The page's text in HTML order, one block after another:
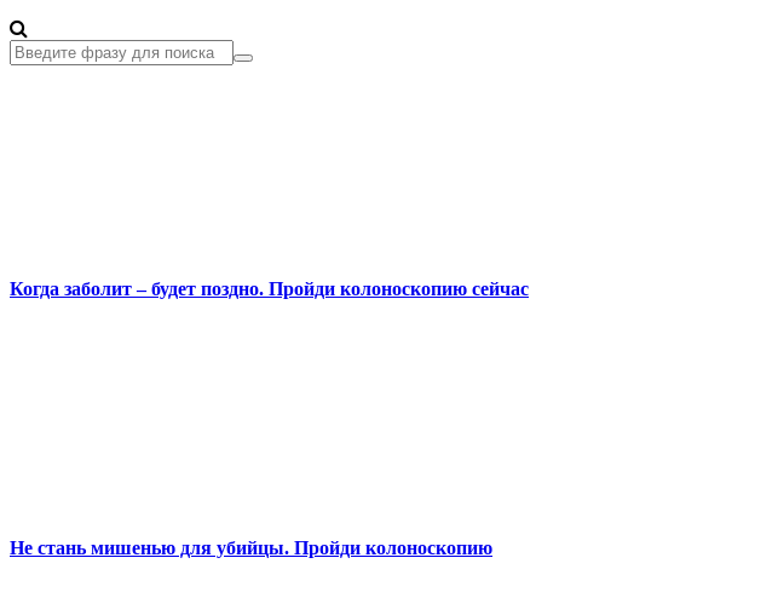
Когда заболит – будет поздно. Пройди колоноскопию сейчас
Не стань мишенью для убийцы. Пройди колоноскопию